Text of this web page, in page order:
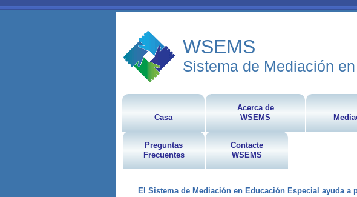
WSEMS
Sistema de Mediación
Casa
Acerca de
WSEMS
Preguntas
Frecuentes
Contacte
WSEMS
El Sistema de Mediación en Educación Especial ayuda